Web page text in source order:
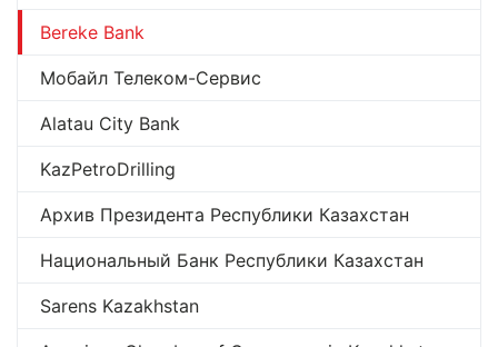
Bereke Bank
Мобайл Телеком-Сервис
Alatau City Bank
KazPetroDrilling
Архив Президента Республики Казахстан
Национальный Банк Республики Казахстан
Sarens Kazakhstan